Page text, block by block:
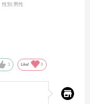
性別:男性
1 Like! 0